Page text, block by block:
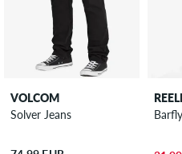
VOLCOM
Solver Jeans